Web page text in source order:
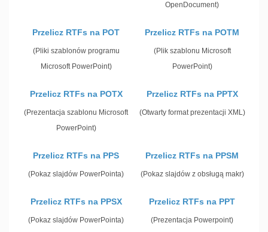
OpenDocument)
Przelicz RTFs na POT
(Pliki szablonów programu
Microsoft PowerPoint)
Przelicz RTFs na POTM
(Plik szablonu Microsoft
PowerPoint)
Przelicz RTFs na POTX
(Prezentacja szablonu Microsoft
PowerPoint)
Przelicz RTFs na PPTX
(Otwarty format prezentacji XML)
Przelicz RTFs na PPS
(Pokaz slajdów PowerPointa)
Przelicz RTFs na PPSM
(Pokaz slajdów z obsługą makr)
Przelicz RTFs na PPSX
(Pokaz slajdów PowerPointa)
Przelicz RTFs na PPT
(Prezentacja Powerpoint)